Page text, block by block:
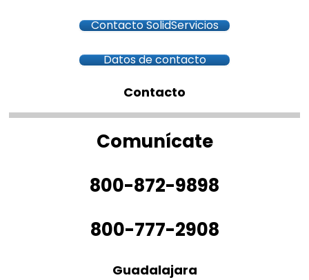
Contacto SolidServicios
Datos de contacto
Contacto
Comunícate
800-872-9898
800-777-2908
Guadalajara